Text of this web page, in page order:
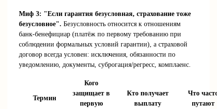
Миф 3: "Если гарантия безусловная, страхование тоже
безусловное". Безусловность относится к отношениям
банк-бенефициар (платёж по первому требованию при
соблюдении формальных условий гарантии), а страховой
договор всегда условен: исключения, обязанности по
уведомлению, документы, суброгация/регресс, комплаенс.
Термин
Кого
защищает в
первую
Кто получает
выплату
Что
путают